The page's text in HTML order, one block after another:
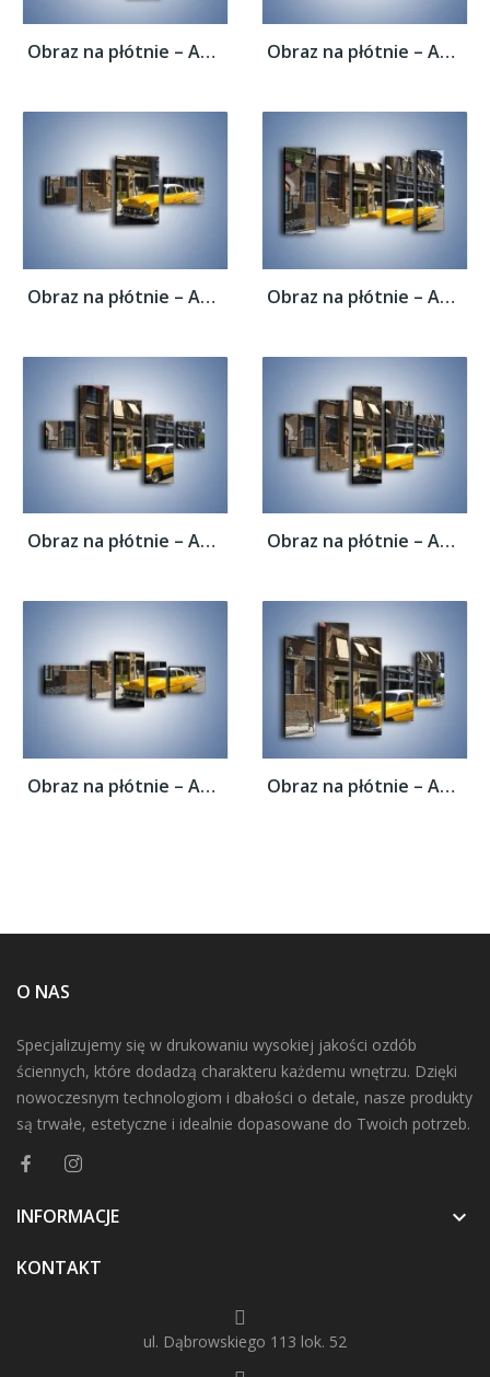
Obraz na płótnie – Amerykańska taksówka z... Obraz na płótnie – Amerykańska taksówka z...
Obraz na płótnie – Amerykańska taksówka z... Obraz na płótnie – Amerykańska taksówka z...
Obraz na płótnie – Amerykańska taksówka z... Obraz na płótnie – Amerykańska taksówka z...
Obraz na płótnie – Amerykańska taksówka z... Obraz na płótnie – Amerykańska taksówka z...
O NAS
Specjalizujemy się w drukowaniu wysokiej jakości ozdób
ściennych, które dodadzą charakteru każdemu wnętrzu. Dzięki
nowoczesnym technologiom i dbałości o detale, nasze produkty
są trwałe, estetyczne i idealnie dopasowane do Twoich potrzeb.
INFORMACJE 
KONTAKT
ul. Dąbrowskiego 113 lok. 52